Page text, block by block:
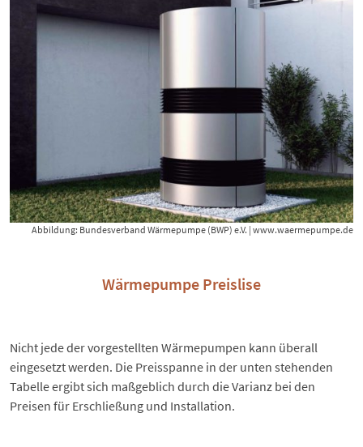
Abbildung: Bundesverband Wärmepumpe (BWP) e.V. | www.waermepumpe.de
Wärmepumpe Preislise
Nicht jede der vorgestellten Wärmepumpen kann überall
eingesetzt werden. Die Preisspanne in der unten stehenden
Tabelle ergibt sich maßgeblich durch die Varianz bei den
Preisen für Erschließung und Installation.